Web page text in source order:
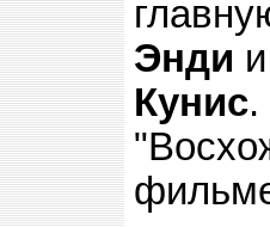
Энди
Кунис.